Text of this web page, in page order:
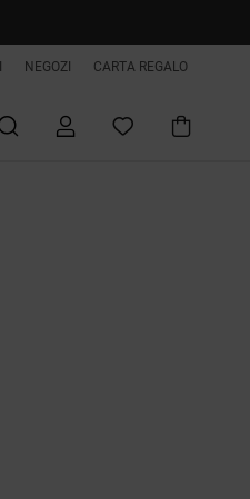
NEGOZI CARTA REGALO